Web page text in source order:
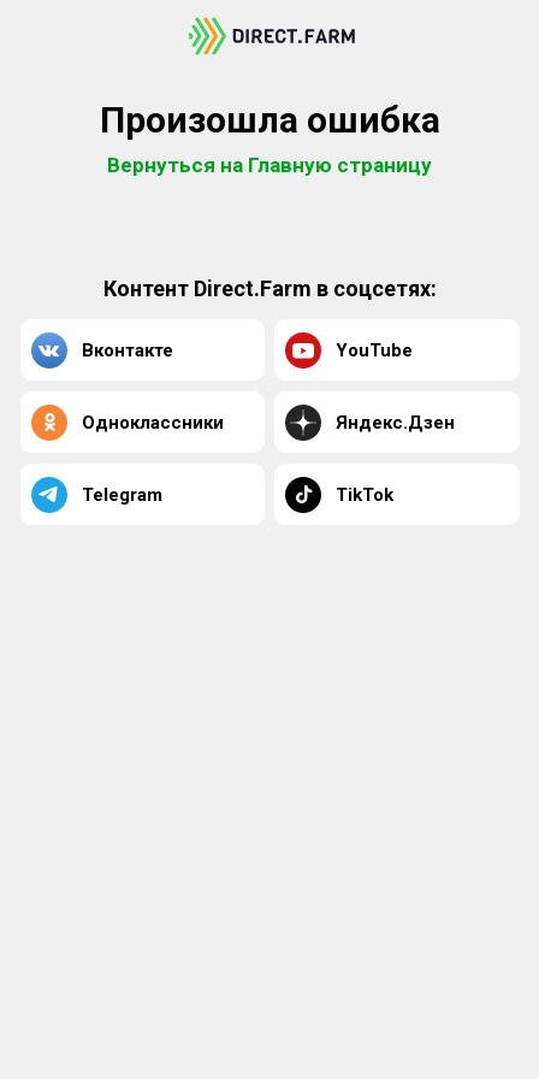
Произошла ошибка
Вернуться на Главную страницу
Контент Direct.Farm в соцсетях:
Вконтакте YouTube
Одноклассники Яндекс.Дзен
Telegram TikTok